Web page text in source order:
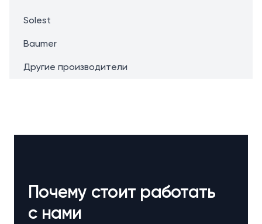
Solest
Baumer
Другие производители
Почему стоит работать
с нами